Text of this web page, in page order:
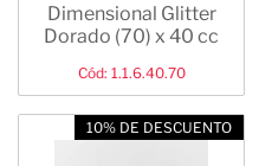
Dimensional Glitter
Dorado (70) x 40 cc
Cód: 1.1.6.40.70
10% DE DESCUENTO